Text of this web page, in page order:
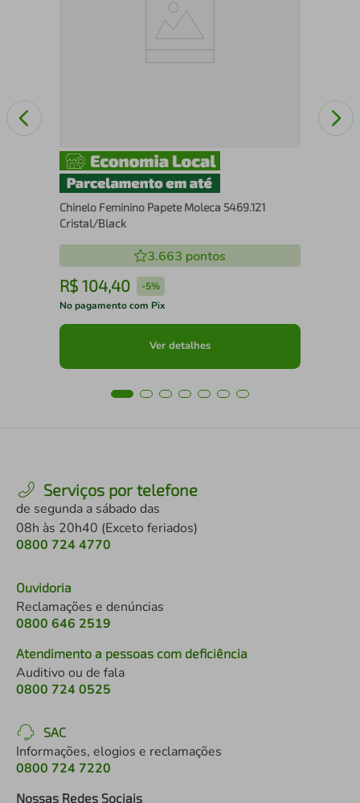
Chinelo Feminino Papete Moleca 5469.121
Cristal/Black
3.663 pontos
R$ 104,40 -5%
No pagamento com Pix
Ver detalhes
Serviços por telefone
de segunda a sábado das
08h às 20h40 (Exceto feriados)
0800 724 4770
Ouvidoria
Reclamações e denúncias
0800 646 2519
Atendimento a pessoas com deficiência
Auditivo ou de fala
0800 724 0525
SAC
Informações, elogios e reclamações
0800 724 7220
Nossas Redes Sociais